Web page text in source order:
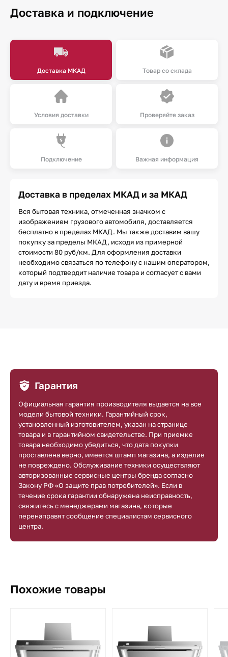
Доставка и подключение
Доставка МКАД Товар со склада
Условия доставки Проверяйте заказ
Подключение Важная информация
Доставка в пределах МКАД и за МКАД
Вся бытовая техника, отмеченная значком с
изображением грузового автомобиля, доставляется
бесплатно в пределах МКАД. Мы также доставим вашу
покупку за пределы МКАД, исходя из примерной
стоимости 80 руб/км. Для оформления доставки
необходимо связаться по телефону с нашим оператором,
который подтвердит наличие товара и согласует с вами
дату и время приезда.
Гарантия
Официальная гарантия производителя выдается на все
модели бытовой техники. Гарантийный срок,
установленный изготовителем, указан на странице
товара и в гарантийном свидетельстве. При приемке
товара необходимо убедиться, что дата покупки
проставлена верно, имеется штамп магазина, а изделие
не повреждено. Обслуживание техники осуществляют
авторизованные сервисные центры бренда согласно
Закону РФ «О защите прав потребителей». Если в
течение срока гарантии обнаружена неисправность,
свяжитесь с менеджерами магазина, которые
перенаправят сообщение специалистам сервисного
центра.
Похожие товары